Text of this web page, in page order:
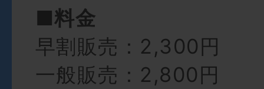
■料金
早割販売：2,300円
一般販売：2,800円